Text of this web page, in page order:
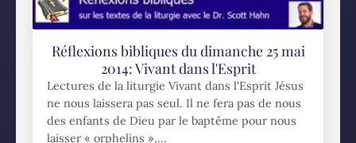
Réflexions bibliques du dimanche 25 mai
2014: Vivant dans l'Esprit
Lectures de la liturgie Vivant dans l'Esprit Jésus
ne nous laissera pas seul. Il ne fera pas de nous
des enfants de Dieu par le baptême pour nous
laisser « orphelins »,...